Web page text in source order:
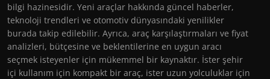
bilgi hazinesidir. Yeni araçlar hakkında güncel haberler,
teknoloji trendleri ve otomotiv dünyasındaki yenilikler
burada takip edilebilir. Ayrıca, araç karşılaştırmaları ve fiyat
analizleri, bütçesine ve beklentilerine en uygun aracı
seçmek isteyenler için mükemmel bir kaynaktır. İster şehir
içi kullanım için kompakt bir araç, ister uzun yolculuklar için